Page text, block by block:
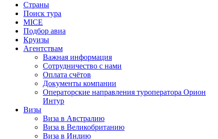
Страны
Поиск тура
MICE
Подбор авиа
Круизы
Агентствам
Важная информация
Сотрудничество с нами
Оплата счётов
Документы компании
Операторские направления туроператора Орион
Интур
Визы
Виза в Австралию
Виза в Великобританию
Виза в Индию